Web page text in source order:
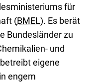
für
(BMEL). Es berät
Bundesländer zu
und
eigene
engem